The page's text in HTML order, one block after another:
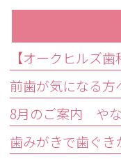
【オークヒルズ
8月のご案内 や